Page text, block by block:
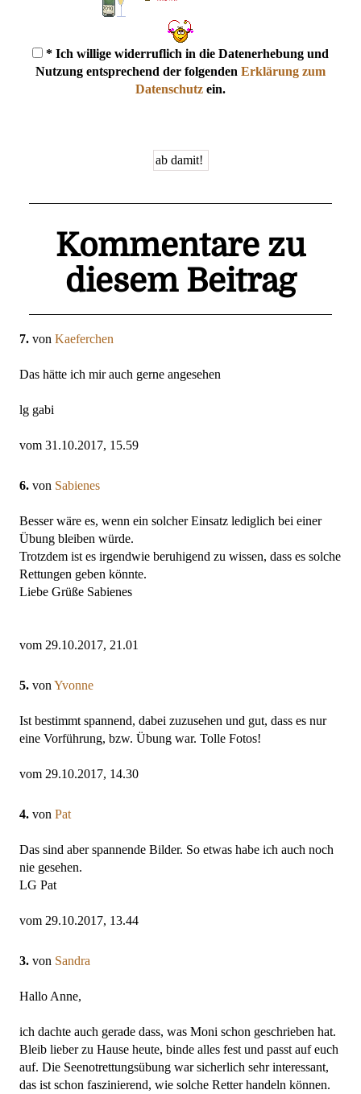
* Ich willige widerruflich in die Datenerhebung und
Nutzung entsprechend der folgenden Erklärung zum
Datenschutz ein.
Kommentare zu
diesem Beitrag
7. von Kaeferchen
Das hätte ich mir auch gerne angesehen
lg gabi
vom 31.10.2017, 15.59
6. von Sabienes
Besser wäre es, wenn ein solcher Einsatz lediglich bei einer
Übung bleiben würde.
Trotzdem ist es irgendwie beruhigend zu wissen, dass es solche
Rettungen geben könnte.
Liebe Grüße Sabienes
vom 29.10.2017, 21.01
5. von Yvonne
Ist bestimmt spannend, dabei zuzusehen und gut, dass es nur
eine Vorführung, bzw. Übung war. Tolle Fotos!
vom 29.10.2017, 14.30
4. von Pat
Das sind aber spannende Bilder. So etwas habe ich auch noch
nie gesehen.
LG Pat
vom 29.10.2017, 13.44
3. von Sandra
Hallo Anne,
ich dachte auch gerade dass, was Moni schon geschrieben hat.
Bleib lieber zu Hause heute, binde alles fest und passt auf euch
auf. Die Seenotrettungsübung war sicherlich sehr interessant,
das ist schon faszinierend, wie solche Retter handeln können.